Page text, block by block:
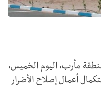
مأرب، اليوم الخميس،
أعمال إصلاح الأضرار